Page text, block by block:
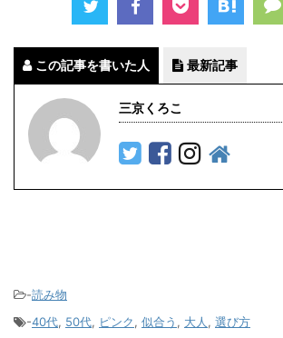
この記事を書いた人 最新記事
三京くろこ
-読み物
-40代, 50代, ピンク, 似合う , 大人 , 選び方